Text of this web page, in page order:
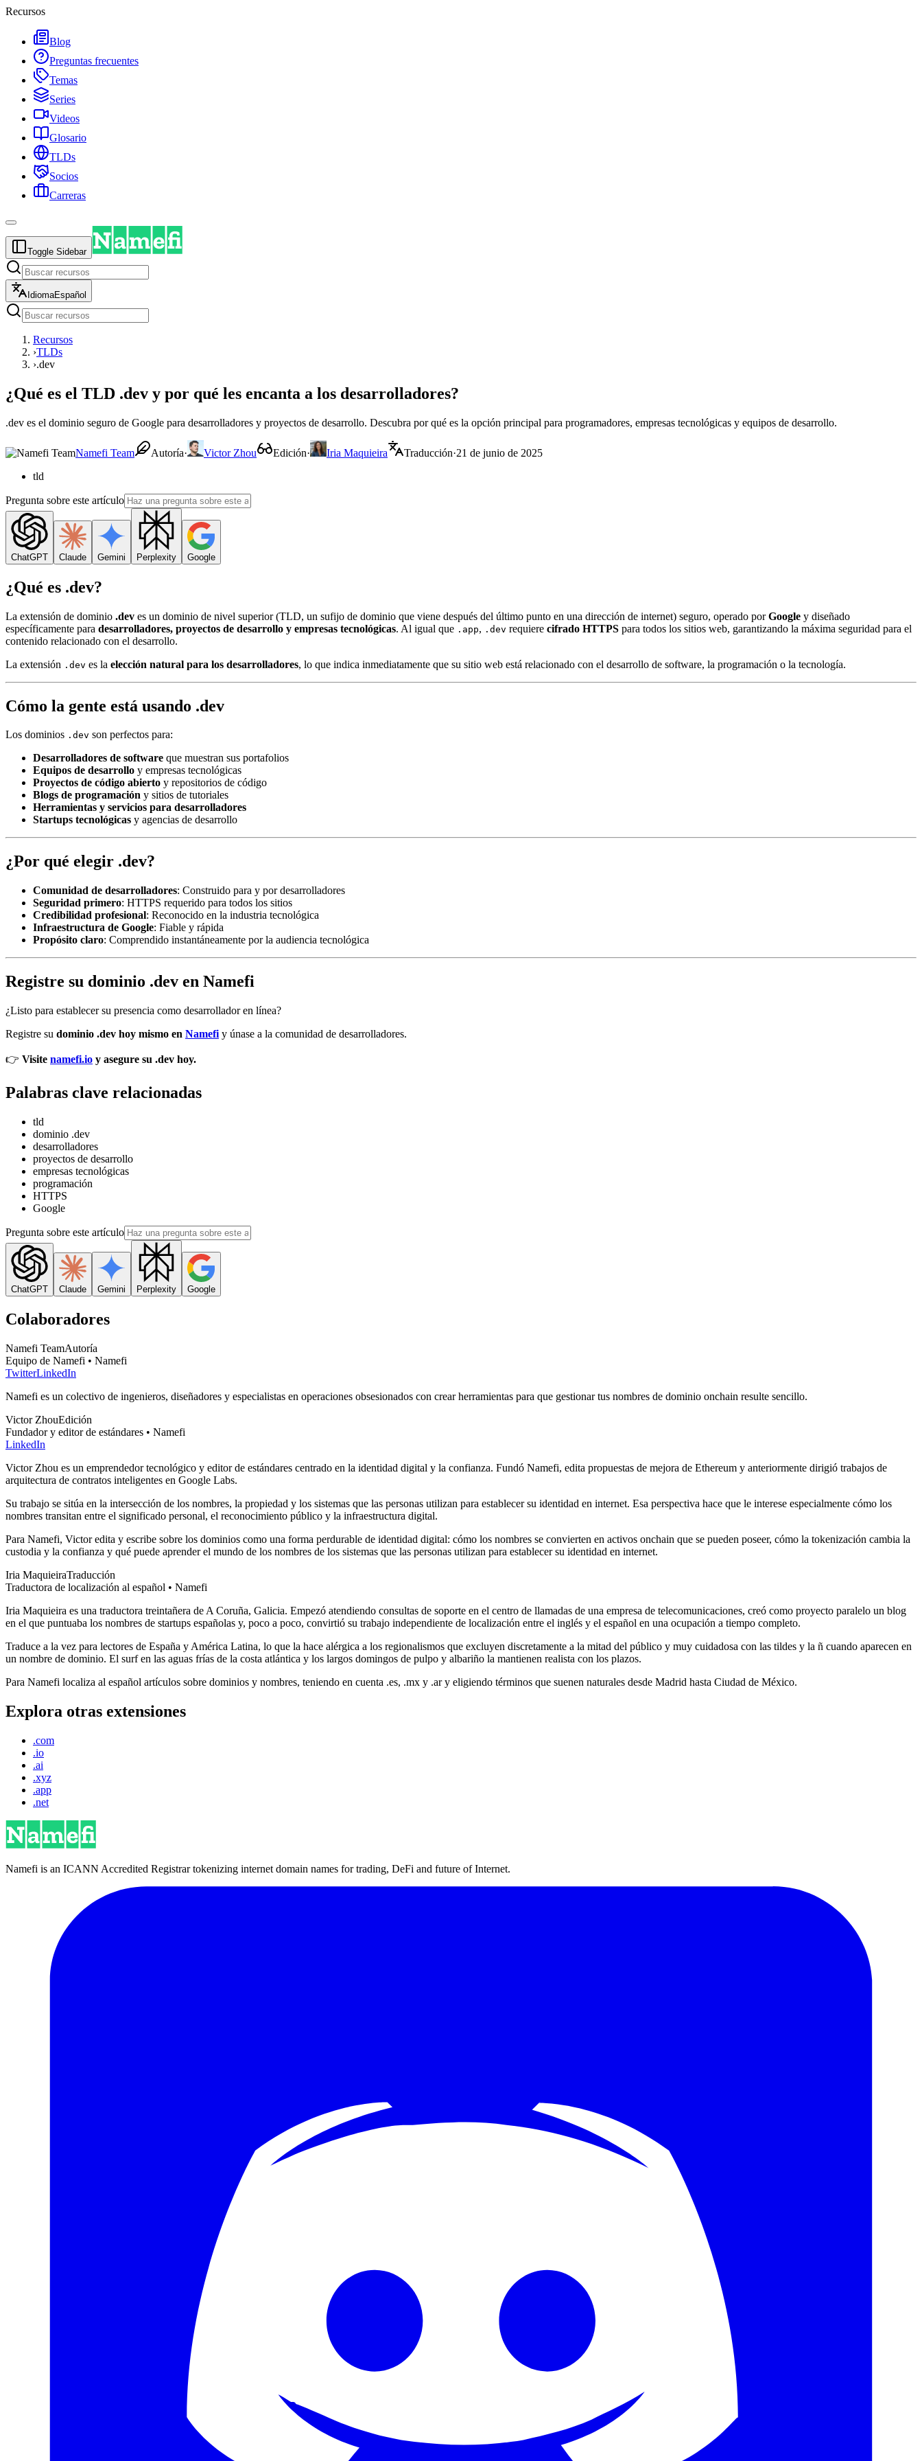
Recursos
Blog
Preguntas frecuentes
Temas
Series
Videos
Glosario
TLDs
Socios
Carreras
Toggle Sidebar
IdiomaEspañol
Recursos
›TLDs
›.dev
¿Qué es el TLD .dev y por qué les encanta a los desarrolladores?
.dev es el dominio seguro de Google para desarrolladores y proyectos de desarrollo. Descubra por qué es la opción principal para programadores, empresas tecnológicas y equipos de desarrollo.
Namefi Team Autoría· Victor Zhou Edición· Iria Maquieira Traducción·21 de junio de 2025
tld
Pregunta sobre este artículo
ChatGPT Claude Gemini Perplexity Google
¿Qué es .dev?
La extensión de dominio .dev es un dominio de nivel superior (TLD, un sufijo de dominio que viene después del último punto en una dirección de internet) seguro, operado porGoogle y diseñado
específicamente para desarrolladores, proyectos de desarrollo y empresas tecnológicas. Al igual que .app, .dev requiere cifrado HTTPS para todos los sitios web, garantizando la máxima seguridad para el
contenido relacionado con el desarrollo.
La extensión .dev es la elección natural para los desarrolladores, lo que indica inmediatamente que su sitio web está relacionado con el desarrollo de software, la programación o la tecnología.
Cómo la gente está usando .dev
Los dominios .dev son perfectos para:
Desarrolladores de software que muestran sus portafolios
Equipos de desarrollo y empresas tecnológicas
Proyectos de código abierto y repositorios de código
Blogs de programación y sitios de tutoriales
Herramientas y servicios para desarrolladores
Startups tecnológicas y agencias de desarrollo
¿Por qué elegir .dev?
Comunidad de desarrolladores: Construido para y por desarrolladores
Seguridad primero: HTTPS requerido para todos los sitios
Credibilidad profesional: Reconocido en la industria tecnológica
Infraestructura de Google: Fiable y rápida
Propósito claro: Comprendido instantáneamente por la audiencia tecnológica
Registre su dominio .dev en Namefi
¿Listo para establecer su presencia como desarrollador en línea?
Registre su dominio .dev hoy mismo en Namefi y únase a la comunidad de desarrolladores.
👉 Visite namefi.io y asegure su .dev hoy.
Palabras clave relacionadas
tld
dominio .dev
desarrolladores
proyectos de desarrollo
empresas tecnológicas
programación
HTTPS
Google
Pregunta sobre este artículo
ChatGPT Claude Gemini Perplexity Google
Colaboradores
Namefi TeamAutoría
Equipo de Namefi • Namefi
TwitterLinkedIn
Namefi es un colectivo de ingenieros, diseñadores y especialistas en operaciones obsesionados con crear herramientas para que gestionar tus nombres de dominio onchain resulte sencillo.
Victor ZhouEdición
Fundador y editor de estándares • Namefi
LinkedIn
Victor Zhou es un emprendedor tecnológico y editor de estándares centrado en la identidad digital y la confianza. Fundó Namefi, edita propuestas de mejora de Ethereum y anteriormente dirigió trabajos de
arquitectura de contratos inteligentes en Google Labs.
Su trabajo se sitúa en la intersección de los nombres, la propiedad y los sistemas que las personas utilizan para establecer su identidad en internet. Esa perspectiva hace que le interese especialmente cómo los
nombres transitan entre el significado personal, el reconocimiento público y la infraestructura digital.
Para Namefi, Victor edita y escribe sobre los dominios como una forma perdurable de identidad digital: cómo los nombres se convierten en activos onchain que se pueden poseer, cómo la tokenización cambia la
custodia y la confianza y qué puede aprender el mundo de los nombres de los sistemas que las personas utilizan para establecer su identidad en internet.
Iria MaquieiraTraducción
Traductora de localización al español • Namefi
Iria Maquieira es una traductora treintañera de A Coruña, Galicia. Empezó atendiendo consultas de soporte en el centro de llamadas de una empresa de telecomunicaciones, creó como proyecto paralelo un blog
en el que puntuaba los nombres de startups españolas y, poco a poco, convirtió su trabajo independiente de localización entre el inglés y el español en una ocupación a tiempo completo.
Traduce a la vez para lectores de España y América Latina, lo que la hace alérgica a los regionalismos que excluyen discretamente a la mitad del público y muy cuidadosa con las tildes y la ñ cuando aparecen en
un nombre de dominio. El surf en las aguas frías de la costa atlántica y los largos domingos de pulpo y albariño la mantienen realista con los plazos.
Para Namefi localiza al español artículos sobre dominios y nombres, teniendo en cuenta .es, .mx y .ar y eligiendo términos que suenen naturales desde Madrid hasta Ciudad de México.
Explora otras extensiones
.com
.io
.ai
.xyz
.app
.net
Namefi is an ICANN Accredited Registrar tokenizing internet domain names for trading, DeFi and future of Internet.